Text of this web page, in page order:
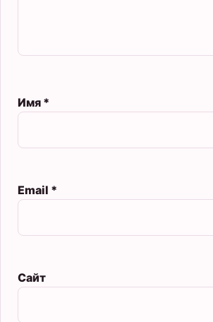
Имя *
Email *
Сайт